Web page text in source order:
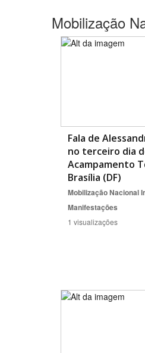
Mobilização
Fala de
no terceiro dia
Acampamento
Brasília (DF)
Mobilização Nacional
Manifestações
1 visualizações